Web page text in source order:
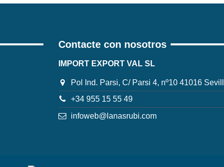
Contacte con nosotros
IMPORT EXPORT VAL SL
Pol Ind. Parsi, C/ Parsi 4, nº10 41016
+34 955 15 55 49
infoweb@lanasrubi.com